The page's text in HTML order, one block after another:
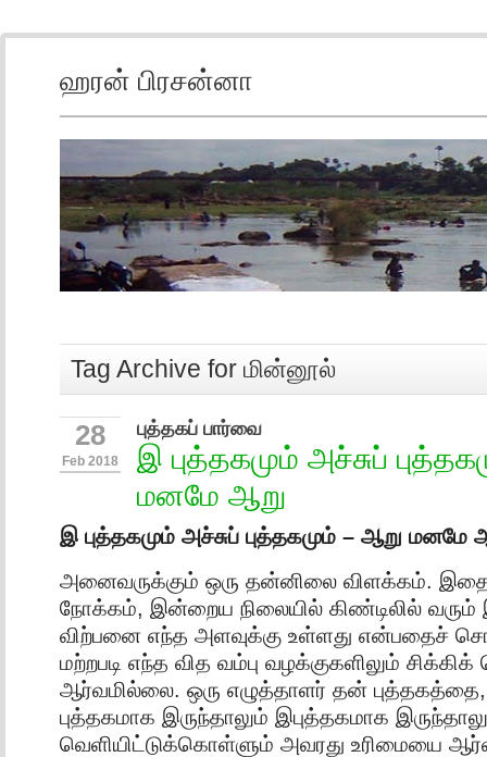
ஹரன் பிரசன்னா
Tag Archive for மின்னூல்
28
Feb 2018
புத்தகப் பார்வை
இ புத்தகமும் அச்சுப்
மனமே ஆறு
இ புத்தகமும் அச்சுப் புத்தகமும் – ஆறு மனமே
அனைவருக்கும் ஒரு தன்னிலை விளக்கம். இதை
நோக்கம், இன்றைய நிலையில் கிண்டிலில் வரும்
விற்பனை எந்த அளவுக்கு உள்ளது என்பதைச்
மற்றபடி எந்த வித வம்பு வழக்குகளிலும்
ஆர்வமில்லை. ஒரு எழுத்தாளர் தன் புத்தகத்தை,
புத்தகமாக இருந்தாலும் இபுத்தகமாக
வெளியிட்டுக்கொள்ளும் அவரது உரிமையை